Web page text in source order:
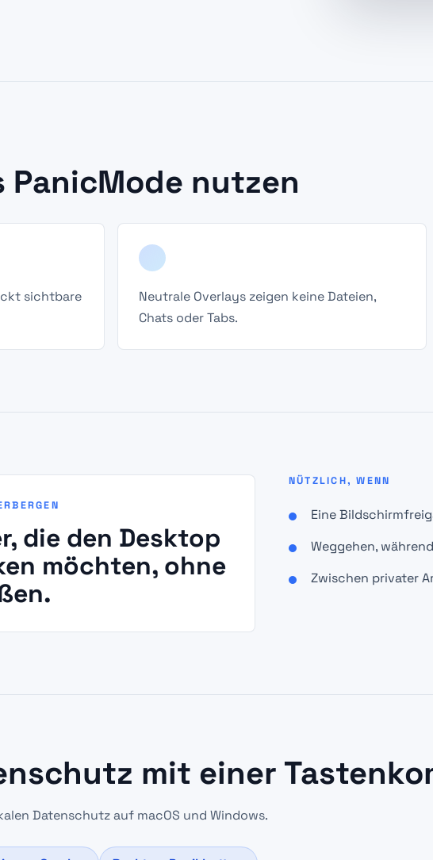
PanicMode nutzen
sichtbare
Neutrale Overlays zeigen keine Dateien,
Chats oder Tabs.
die den Desktop
möchten, ohne
NÜTZLICH, WENN
Eine
Weggehen,
Zwischen privater
mit einer
Datenschutz auf macOS und Windows.